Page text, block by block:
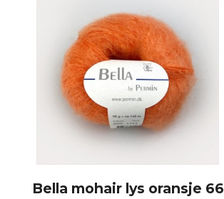
Bella mohair lys oransje 66